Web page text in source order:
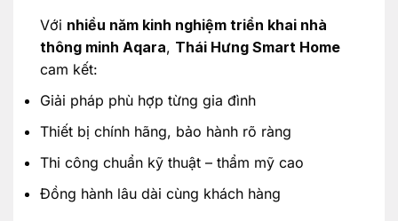
Với nhiều năm kinh nghiệm triển khai nhà
thông minh Aqara, Thái Hưng Smart Home
cam kết:
Giải pháp phù hợp từng gia đình
Thiết bị chính hãng, bảo hành rõ ràng
Thi công chuẩn kỹ thuật – thẩm mỹ cao
Đồng hành lâu dài cùng khách hàng